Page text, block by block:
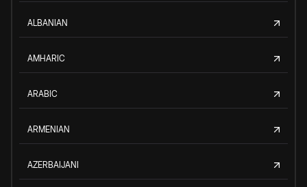
ALBANIAN
AMHARIC
ARABIC
ARMENIAN
AZERBAIJANI